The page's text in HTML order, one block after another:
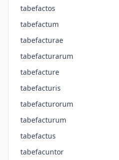
tabefactos
tabefactum
tabefacturae
tabefacturarum
tabefacture
tabefacturis
tabefacturorum
tabefacturum
tabefactus
tabefacuntor